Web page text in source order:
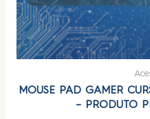
MOUSE PAD GAMER
– PRODUTO